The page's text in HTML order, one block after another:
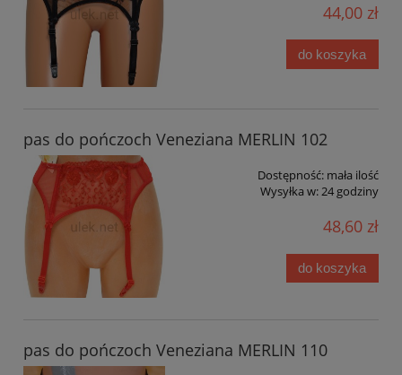
44,00 zł
do koszyka
pas do pończoch Veneziana MERLIN 102
Dostępność: mała ilość
Wysyłka w:24 godziny
48,60 zł
do koszyka
pas do pończoch Veneziana MERLIN 110